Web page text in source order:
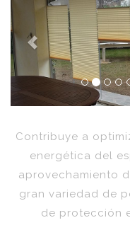
Contribuye a
energética del
aprovechamiento
gran variedad de
de protección